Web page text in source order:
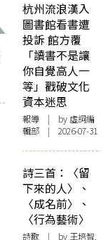
杭州流浪漢入
圖書館看書遭
投訴 館方覆
「讀書不是讓
你自覺高人一
等」戳破文化
資本迷思
報導 | by 虛詞編
輯部 | 2026-07-31
詩三首：〈留
下來的人〉、
〈成名前〉、
〈行為藝術〉
詩歌 | by 王培智,